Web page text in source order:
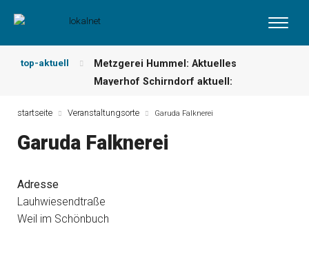
top-aktuell
Metzgerei Hummel: Aktuelles
Wochenangebot! maxhütte-haidhof
Mayerhof Schirndorf aktuell:
Grillspezialitäten u.v.m.!
kallmünz
und mehr …
burglengenfeld
Der „deutsche Michel“ muss nun
zahlen! kommentare & serien &
Angebot …
Nutzen Sie aktuelle Angebote Ihrer
startseite Veranstaltungsorte Garuda Falknerei
Garuda Falknerei
Adresse
Lauhwiesendtraße
Weil im Schönbuch